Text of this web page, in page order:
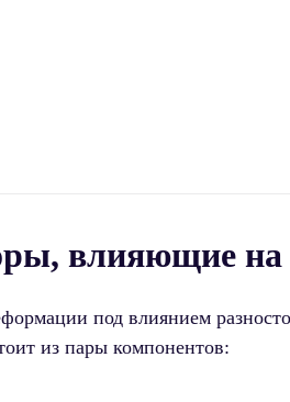
влияющие на
под влиянием
из пары компонентов: